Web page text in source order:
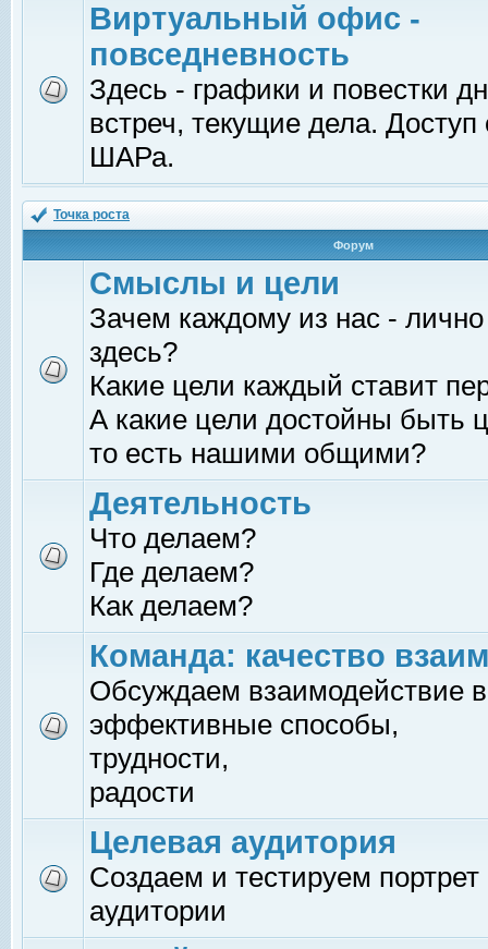
Виртуальный офис -
повседневность
Здесь - графики и повестки
встреч, текущие дела.
ШАРа.
Точка роста
Форум
Смыслы и цели
Зачем каждому из нас -
здесь?
Какие цели каждый ставит
А какие цели достойны быть
то есть нашими общими?
Деятельность
Что делаем?
Где делаем?
Как делаем?
Команда: качество
Обсуждаем взаимодействие
эффективные способы,
трудности,
радости
Целевая аудитория
Создаем и тестируем
аудитории